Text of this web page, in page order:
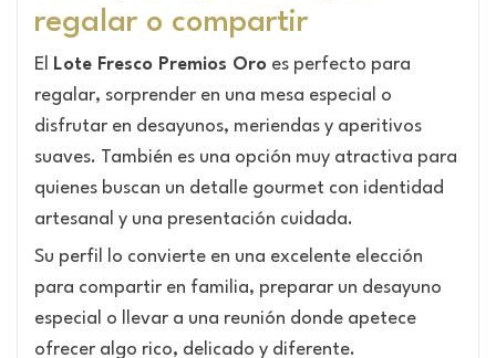
regalar o compartir
El Lote Fresco Premios Oro es perfecto para
regalar, sorprender en una mesa especial o
disfrutar en desayunos, meriendas y aperitivos
suaves. También es una opción muy atractiva para
quienes buscan un detalle gourmet con identidad
artesanal y una presentación cuidada.
Su perfil lo convierte en una excelente elección
para compartir en familia, preparar un desayuno
especial o llevar a una reunión donde apetece
ofrecer algo rico, delicado y diferente.